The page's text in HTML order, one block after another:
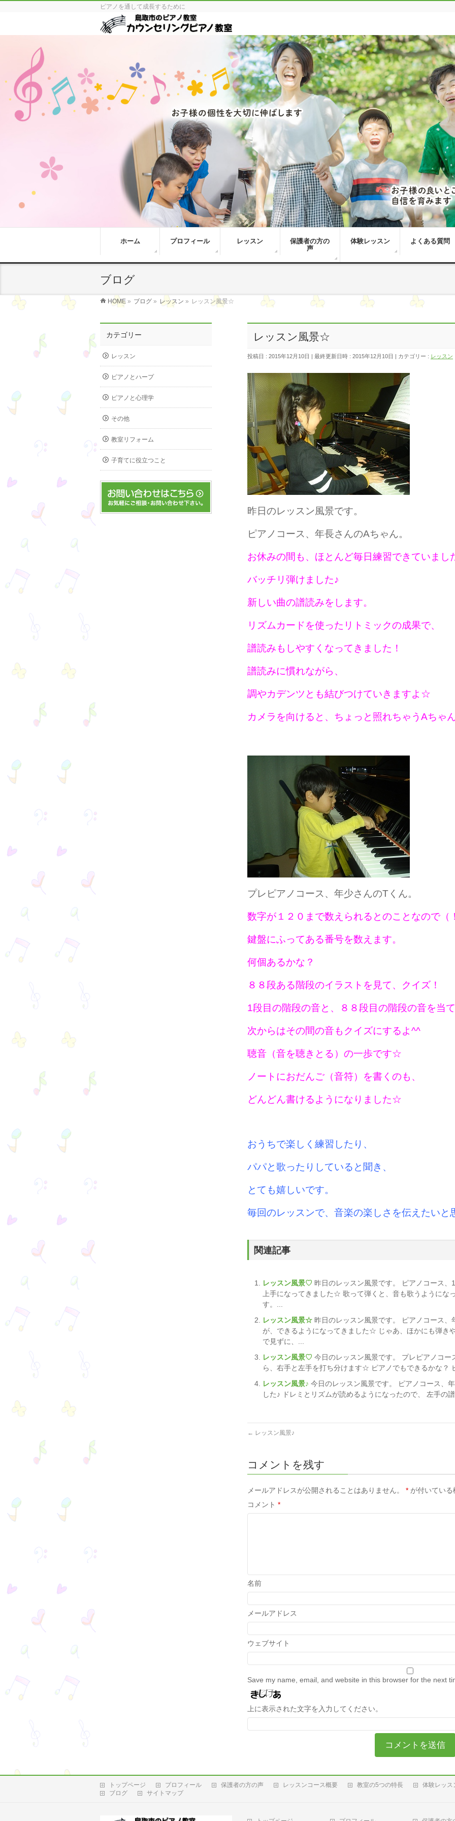
ピアノを通して成長するために
ホーム プロフィール レッスン
保護者の方の
声
体験レッスン よくある質問
ブログ
HOME » ブログ » レッスン » レッスン風景☆
レッスン風景☆
投稿日 : 2015年12月10日 最終更新日時 : 2015年12月10日 カテゴリー : レッスン
昨日のレッスン風景です。
ピアノコース、年長さんのAちゃん。
お休みの間も、ほとんど毎日練習できていま
バッチリ弾けました♪
新しい曲の譜読みをします。
リズムカードを使ったリトミックの成果で、
譜読みもしやすくなってきました！
譜読みに慣れながら、
調やカデンツとも結びつけていきますよ☆
カメラを向けると、ちょっと照れちゃうAちゃ
プレピアノコース、年少さんのTくん。
数字が１２０まで数えられるとのことなので（
鍵盤にふってある番号を数えます。
何個あるかな？
８８段ある階段のイラストを見て、クイズ！
1段目の階段の音と、８８段目の階段の音を当
次からはその間の音もクイズにするよ^^
聴音（音を聴きとる）の一歩です☆
ノートにおだんご（音符）を書くのも、
どんどん書けるようになりました☆
おうちで楽しく練習したり、
パパと歌ったりしていると聞き、
とても嬉しいです。
毎回のレッスンで、音楽の楽しさを伝えたいと
関連記事
レッスン風景♡ 昨日のレッスン風景です。 ピアノコース
上手になってきました☆ 歌って弾くと、音も歌うようにな
す。...
レッスン風景☆ 昨日のレッスン風景です。 ピアノコース
が、できるようになってきました☆ じゃあ、ほかにも弾き
で見ずに、...
レッスン風景♡ 今日のレッスン風景です。 プレピアノコ
ら、右手と左手を打ち分けます☆ ピアノでもできるかな？
レッスン風景♪ 今日のレッスン風景です。 ピアノコース、
した♪ ドレミとリズムが読めるようになったので、 左手の
← レッスン風景♪
コメントを残す
メールアドレスが公開されることはありません。 * が付いてい
コメント *
名前
メールアドレス
ウェブサイト
Save my name, email, and website in this browser for the next
上に表示された文字を入力してください。
カテゴリー
レッスン
ピアノとハープ
ピアノと心理学
その他
教室リフォーム
子育てに役立つこと
トップページ プロフィール 保護者の方の声 レッスンコース概要 教室の5つの特長
体験レッス
ブログ
サイトマップ